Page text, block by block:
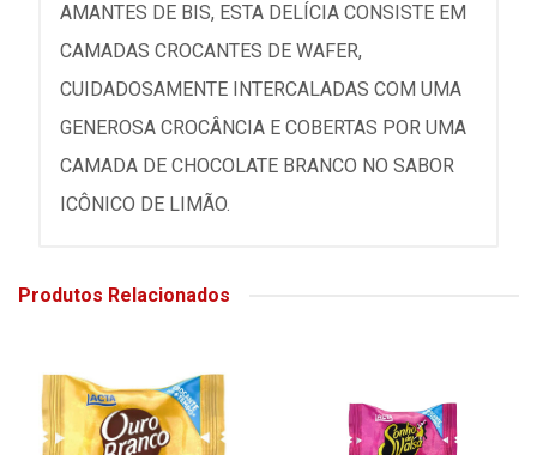
AMANTES DE BIS, ESTA DELÍCIA CONSISTE EM
CAMADAS CROCANTES DE WAFER,
CUIDADOSAMENTE INTERCALADAS COM UMA
GENEROSA CROCÂNCIA E COBERTAS POR UMA
CAMADA DE CHOCOLATE BRANCO NO SABOR
ICÔNICO DE LIMÃO.
Produtos Relacionados